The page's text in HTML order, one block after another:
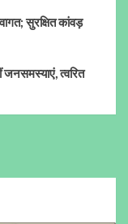
सुरक्षित कांवड़
त्वरित